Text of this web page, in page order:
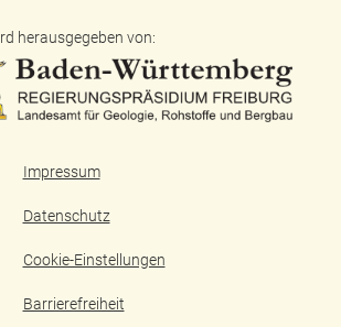
herausgegeben von:
Impressum
Datenschutz
Cookie-Einstellungen
Barrierefreiheit